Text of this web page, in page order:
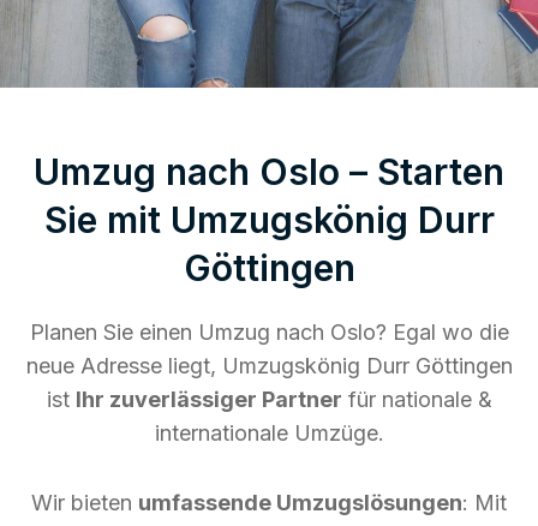
Umzug nach Oslo – Starten
Sie mit Umzugskönig Durr
Göttingen
Planen Sie einen Umzug nach Oslo? Egal wo die
neue Adresse liegt, Umzugskönig Durr Göttingen
ist Ihr zuverlässiger Partner für nationale &
internationale Umzüge.
Wir bieten umfassende Umzugslösungen: Mit